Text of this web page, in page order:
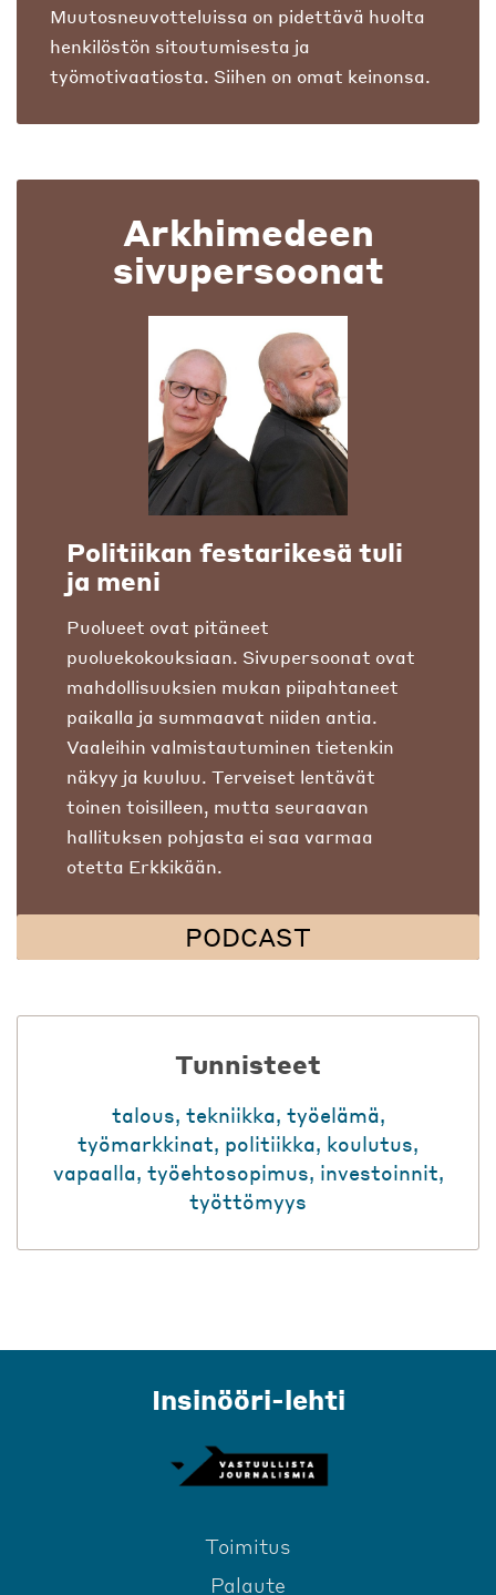
Muutosneuvotteluissa on pidettävä huolta
henkilöstön sitoutumisesta ja
työmotivaatiosta. Siihen on omat keinonsa.
Arkhimedeen
sivupersoonat
Politiikan festarikesä tuli
ja meni
Puolueet ovat pitäneet
puoluekokouksiaan. Sivupersoonat ovat
mahdollisuuksien mukan piipahtaneet
paikalla ja summaavat niiden antia.
Vaaleihin valmistautuminen tietenkin
näkyy ja kuuluu. Terveiset lentävät
toinen toisilleen, mutta seuraavan
hallituksen pohjasta ei saa varmaa
otetta Erkkikään.
PODCAST
Tunnisteet
talous, tekniikka, työelämä,
työmarkkinat, politiikka, koulutus,
vapaalla, työehtosopimus, investoinnit,
työttömyys
Insinööri-lehti
Toimitus
Palaute